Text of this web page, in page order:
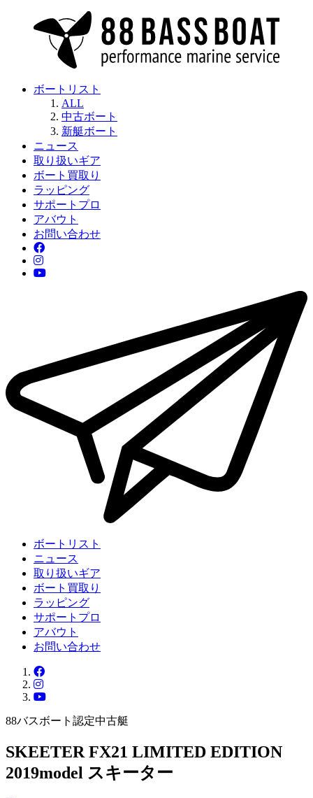
ボートリスト
ALL
中古ボート
新艇ボート
ニュース
取り扱いギア
ボート買取り
ラッピング
サポートプロ
アバウト
お問い合わせ
ボートリスト
ニュース
取り扱いギア
ボート買取り
ラッピング
サポートプロ
アバウト
お問い合わせ
88バスボート認定中古艇
SKEETER FX21 LIMITED EDITION
2019model スキーター